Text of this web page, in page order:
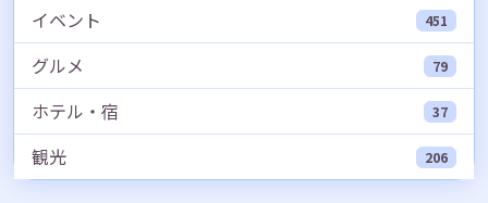
イベント 451
グルメ 79
ホテル・宿 37
観光 206